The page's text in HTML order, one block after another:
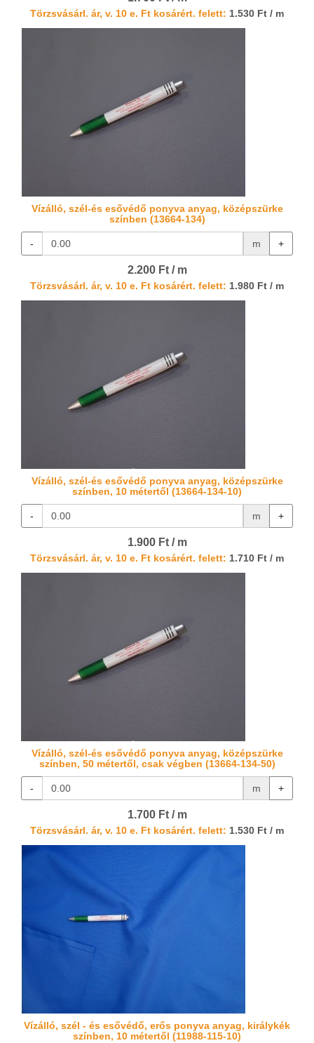
Törzsvásárl. ár, v. 10 e. Ft kosárért. felett: 1.530 Ft / m
Vízálló, szél-és esővédő ponyva anyag, középszürke
színben (13664-134)
- m +
2.200 Ft / m
Törzsvásárl. ár, v. 10 e. Ft kosárért. felett: 1.980 Ft / m
Vízálló, szél-és esővédő ponyva anyag, középszürke
színben, 10 métertől (13664-134-10)
- m +
1.900 Ft / m
Törzsvásárl. ár, v. 10 e. Ft kosárért. felett: 1.710 Ft / m
Vízálló, szél-és esővédő ponyva anyag, középszürke
színben, 50 métertől, csak végben (13664-134-50)
- m +
1.700 Ft / m
Törzsvásárl. ár, v. 10 e. Ft kosárért. felett: 1.530 Ft / m
Vízálló, szél - és esővédő, erős ponyva anyag, királykék
színben, 10 métertől (11988-115-10)